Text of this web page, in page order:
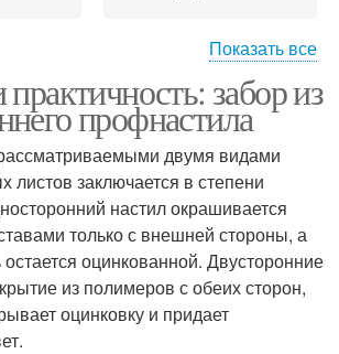
Материалы для
заборов
Показать все
забор из
профнастила
двумя видами
заключается в степени
настил окрашивается
только с внешней стороны, а
остается оцинкованной. Двусторонние
из полимеров с обеих сторон,
оцинковку и придает